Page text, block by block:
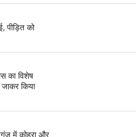
पीड़ित को
का विशेष
किया
में कोहरा और